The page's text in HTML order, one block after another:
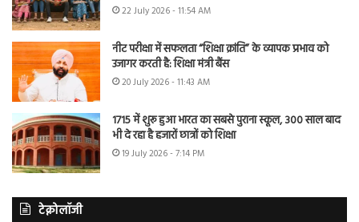
22 July 2026 - 11:54 AM
नीट परीक्षा में सफलता “शिक्षा क्रांति” के व्यापक प्रभाव को
उजागर करती है: शिक्षा मंत्री बैंस
20 July 2026 - 11:43 AM
1715 में शुरू हुआ भारत का सबसे पुराना स्कूल, 300 साल बाद
भी दे रहा है हजारों छात्रों को शिक्षा
19 July 2026 - 7:14 PM
टेक्नोलॉजी